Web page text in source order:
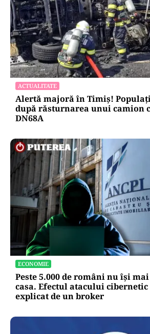
POLITICĂ
Pericol de blackout? Guvernul
măsurile de criză și pregătește
consumului de energie
ACTUALITATE
Alertă majoră în Timiș!
după răsturnarea unui camion
DN68A